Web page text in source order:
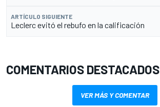
ARTÍCULO SIGUIENTE
Leclerc evitó el rebufo en la calificación
COMENTARIOS DESTACADOS
VER MÁS Y COMENTAR